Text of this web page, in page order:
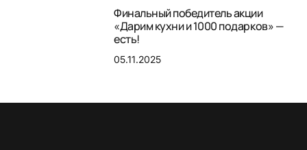
Финальный победитель акции
«Дарим кухни и 1000 подарков» —
есть!
05.11.2025